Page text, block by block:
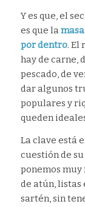
Y es que, el
es que la
por dentro. El
hay de carne,
pescado, de
dar algunos
populares y
queden
La clave está
cuestión de
ponemos
de atún, listas
sartén, sin